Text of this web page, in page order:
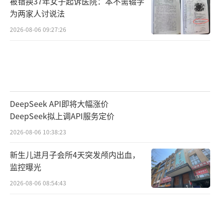
为两家人讨说法
2026-08-06 09:27:26
DeepSeek API即将大幅涨价
DeepSeek拟上调API服务定价
2026-08-06 10:38:23
新生儿进月子会所4天突发颅内出血，
监控曝光
2026-08-06 08:54:43